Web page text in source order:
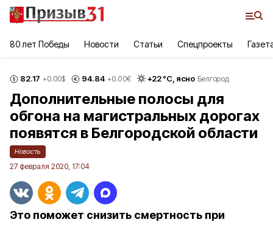
80 лет Победы Новости Статьи Спецпроекты
82.17 +0.00$ 94.84 +0.00€ +22°С, ясно Белгород
Дополнительные полосы для
обгона на магистральных дорогах
появятся в Белгородской области
Новость
27 февраля 2020, 17:04
Это поможет снизить смертность при